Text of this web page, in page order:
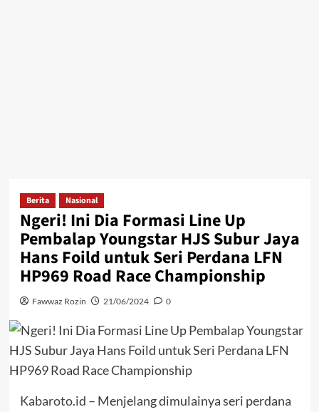
Berita Nasional
Ngeri! Ini Dia Formasi Line Up
Pembalap Youngstar HJS Subur Jaya
Hans Foild untuk Seri Perdana LFN
HP969 Road Race Championship
Fawwaz Rozin 21/06/2024 0
Kabaroto.id – Menjelang dimulainya seri perdana